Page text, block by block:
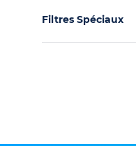
Filtres Spéciaux